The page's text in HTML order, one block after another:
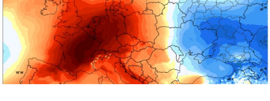
vajzën
e
saj
të
mitur
të